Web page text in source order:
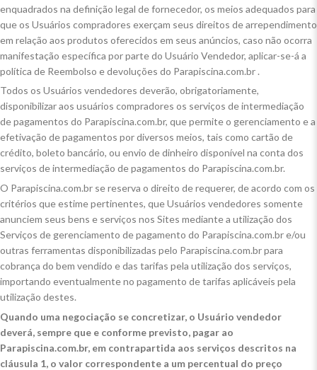
enquadrados na definição legal de fornecedor, os meios adequados para
que os Usuários compradores exerçam seus direitos de arrependimento
em relação aos produtos oferecidos em seus anúncios, caso não ocorra
manifestação específica por parte do Usuário Vendedor, aplicar-se-á a
política de Reembolso e devoluções do Parapiscina.com.br .
Todos os Usuários vendedores deverão, obrigatoriamente,
disponibilizar aos usuários compradores os serviços de intermediação
de pagamentos do Parapiscina.com.br, que permite o gerenciamento e a
efetivação de pagamentos por diversos meios, tais como cartão de
crédito, boleto bancário, ou envio de dinheiro disponível na conta dos
serviços de intermediação de pagamentos do Parapiscina.com.br.
O Parapiscina.com.br se reserva o direito de requerer, de acordo com os
critérios que estime pertinentes, que Usuários vendedores somente
anunciem seus bens e serviços nos Sites mediante a utilização dos
Serviços de gerenciamento de pagamento do Parapiscina.com.br e/ou
outras ferramentas disponibilizadas pelo Parapiscina.com.br para
cobrança do bem vendido e das tarifas pela utilização dos serviços,
importando eventualmente no pagamento de tarifas aplicáveis pela
utilização destes.
Quando uma negociação se concretizar, o Usuário vendedor
deverá, sempre que e conforme previsto, pagar ao
Parapiscina.com.br, em contrapartida aos serviços descritos na
cláusula 1, o valor correspondente a um percentual do preço